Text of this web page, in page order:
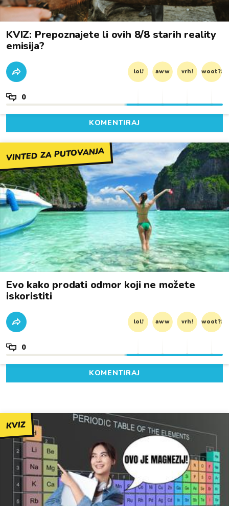
KVIZ: Prepoznajete li ovih 8/8 starih reality
emisija?
lol! aww vrh! woot?!
0
KOMENTIRAJ
VINTED ZA PUTOVANJA
Evo kako prodati odmor koji ne možete
iskoristiti
lol! aww vrh! woot?!
0
KOMENTIRAJ
KVIZ